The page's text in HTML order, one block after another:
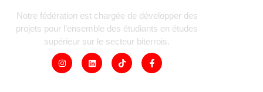
Notre fédération est chargée de développer des
projets pour l’ensemble des étudiants en études
supérieur sur le secteur biterrois.